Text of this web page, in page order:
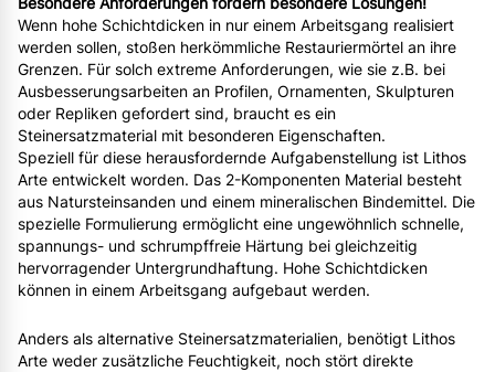
Wenn hohe Schichtdicken in nur einem Arbeitsgang realisiert
werden sollen, stoßen herkömmliche Restauriermörtel an ihre
Grenzen. Für solch extreme Anforderungen, wie sie z.B. bei
Ausbesserungsarbeiten an Profilen, Ornamenten, Skulpturen
oder Repliken gefordert sind, braucht es ein
Steinersatzmaterial mit besonderen Eigenschaften.
Speziell für diese herausfordernde Aufgabenstellung ist Lithos
Arte entwickelt worden. Das 2-Komponenten Material besteht
aus Natursteinsanden und einem mineralischen Bindemittel. Die
spezielle Formulierung ermöglicht eine ungewöhnlich schnelle,
spannungs- und schrumpffreie Härtung bei gleichzeitig
hervorragender Untergrundhaftung. Hohe Schichtdicken
können in einem Arbeitsgang aufgebaut werden.
Anders als alternative Steinersatzmaterialien, benötigt Lithos
Arte weder zusätzliche Feuchtigkeit, noch stört direkte